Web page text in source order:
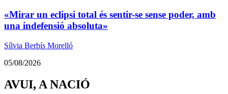
«Mirar un eclipsi total és sentir-se sense poder, amb
una indefensió absoluta»
Sílvia Berbís Morelló
05/08/2026
AVUI, A NACIÓ